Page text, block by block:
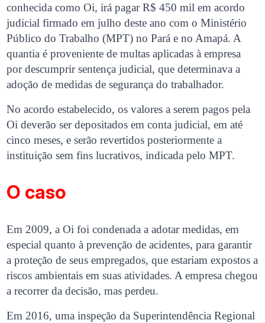
conhecida como Oi, irá pagar R$ 450 mil em acordo
judicial firmado em julho deste ano com o Ministério
Público do Trabalho (MPT) no Pará e no Amapá. A
quantia é proveniente de multas aplicadas à empresa
por descumprir sentença judicial, que determinava a
adoção de medidas de segurança do trabalhador.
No acordo estabelecido, os valores a serem pagos pela
Oi deverão ser depositados em conta judicial, em até
cinco meses, e serão revertidos posteriormente a
instituição sem fins lucrativos, indicada pelo MPT.
O caso
Em 2009, a Oi foi condenada a adotar medidas, em
especial quanto à prevenção de acidentes, para garantir
a proteção de seus empregados, que estariam expostos a
riscos ambientais em suas atividades. A empresa chegou
a recorrer da decisão, mas perdeu.
Em 2016, uma inspeção da Superintendência Regional